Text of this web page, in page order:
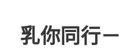
乳你同行－